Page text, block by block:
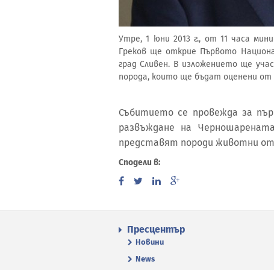
Утре, 1 юни 2013 г., от 11 часа
Греков ще открие Първото
град Сливен. В изложението ще
порода, които ще бъдат оценени от
Събитието се провежда за
развъждане на
представят породи животни от
Сподели в:
Пресцентър
Новини
News